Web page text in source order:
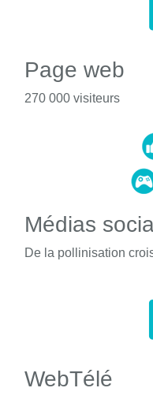
Page web
270 000 visiteurs
Médias
De la pollinisation
WebTélé